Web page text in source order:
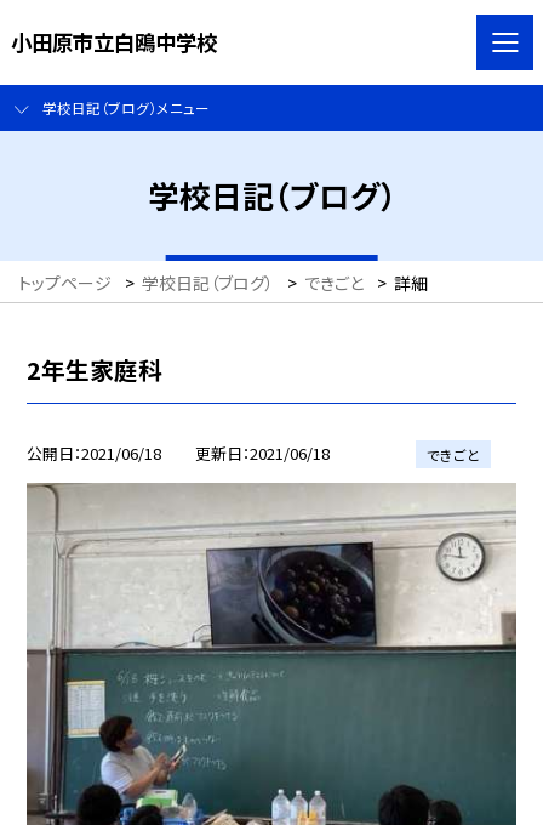
小田原市立白鴎中学校
学校日記（ブログ）メニュー
学校日記（ブログ）
トップページ > 学校日記（ブログ） > できごと > 詳細
2年生家庭科
公開日 2021/06/18 更新日 2021/06/18 できごと